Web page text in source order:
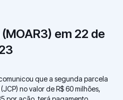
em 22 de
que a segunda parcela
no valor de R$ 60 milhões,